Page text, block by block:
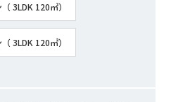
3LDK 120㎡）
3LDK 120㎡）